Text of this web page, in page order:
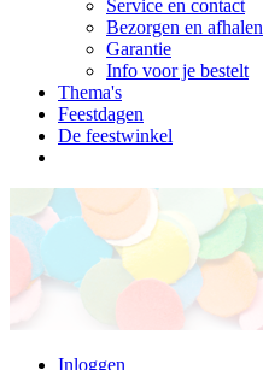
Service en contact
Bezorgen en afhalen
Garantie
Info voor je bestelt
Thema's
Feestdagen
De feestwinkel
Inloggen